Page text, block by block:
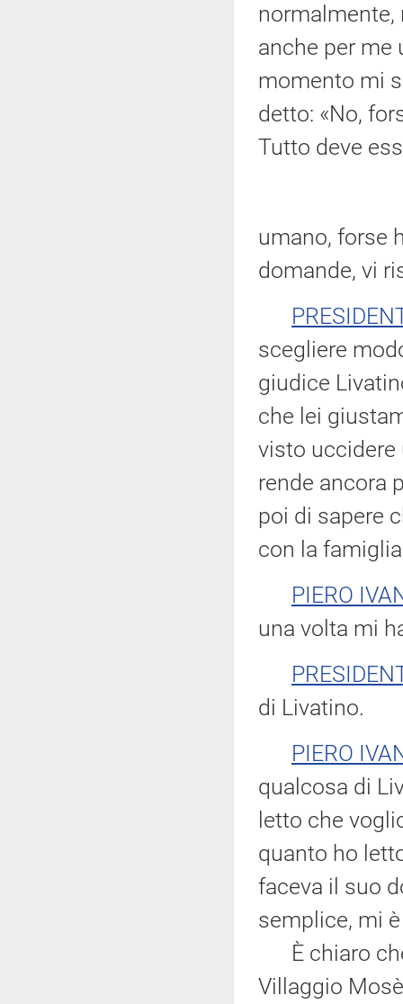
normalmente,
anche per me
momento mi
detto: «No,
Tutto deve
umano, forse
domande, vi
scegliere
giudice
che lei
visto uccidere
rende ancora
poi di sapere
con la
PIERO
una volta mi
di Livatino.
PIERO
qualcosa di
letto che
quanto ho
faceva il suo
semplice, mi
È chiaro
Villaggio